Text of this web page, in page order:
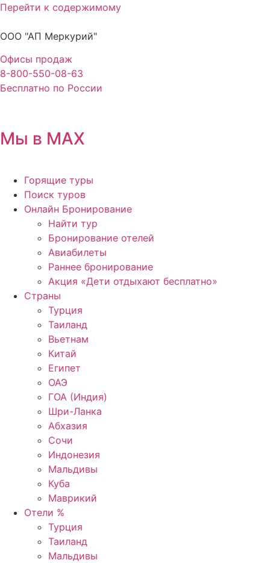
Перейти к содержимому
ООО "АП Меркурий"
Офисы продаж
8-800-550-08-63
Бесплатно по России
Мы в MAX
Горящие туры
Поиск туров
Онлайн Бронирование
Найти тур
Бронирование отелей
Авиабилеты
Раннее бронирование
Акция «Дети отдыхают бесплатно»
Страны
Турция
Таиланд
Вьетнам
Китай
Египет
ОАЭ
ГОА (Индия)
Шри-Ланка
Абхазия
Сочи
Индонезия
Мальдивы
Куба
Маврикий
Отели %
Турция
Таиланд
Мальдивы